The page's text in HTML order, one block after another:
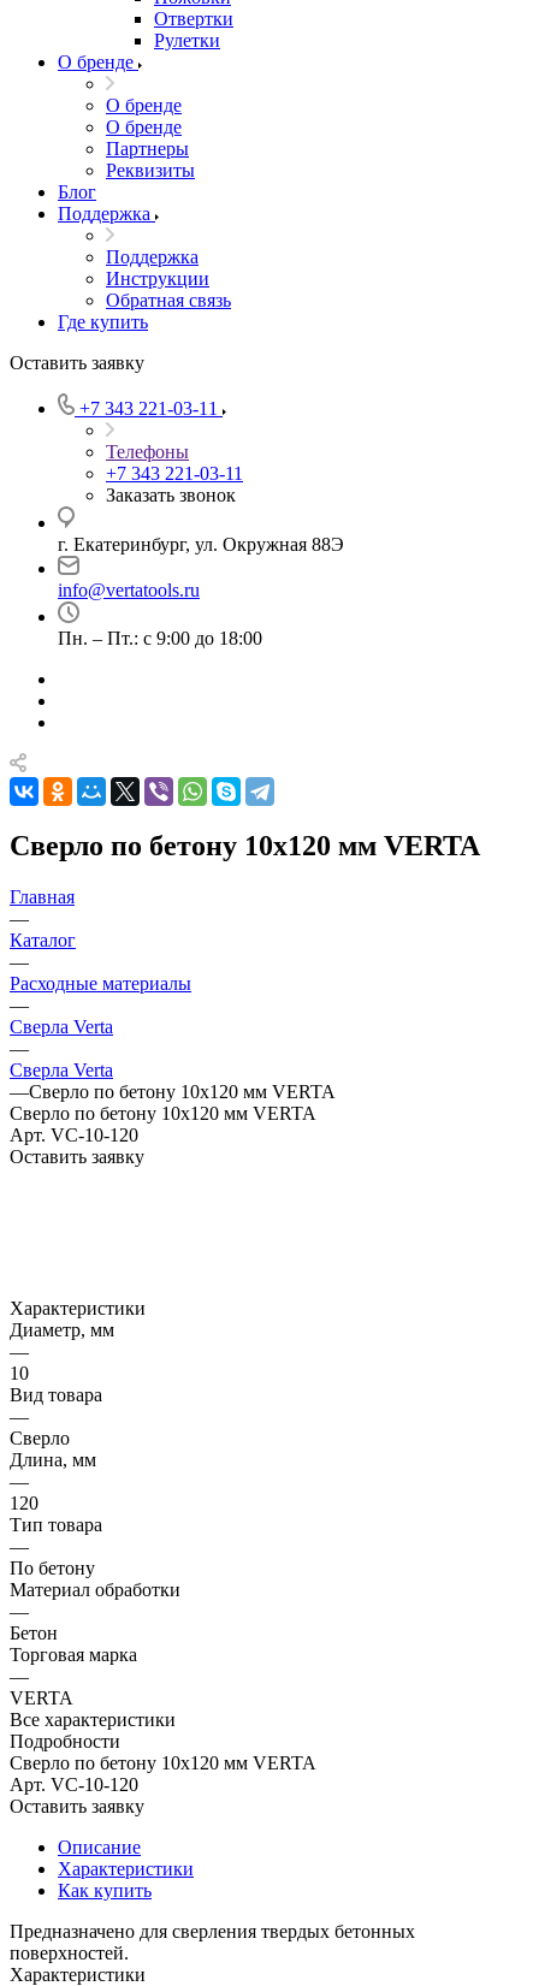
Отвертки
Рулетки
О бренде
О бренде
О бренде
Партнеры
Реквизиты
Блог
Поддержка
Поддержка
Инструкции
Обратная связь
Где купить
Оставить заявку
+7 343 221-03-11
Телефоны
+7 343 221-03-11
Заказать звонок
г. Екатеринбург, ул. Окружная 88Э
info@vertatools.ru
Пн. – Пт.: с 9:00 до 18:00
Сверло по бетону 10х120 мм VERTA
Главная
—
Каталог
—
Расходные материалы
—
Сверла Verta
—
Сверла Verta
—Сверло по бетону 10х120 мм VERTA
Сверло по бетону 10х120 мм VERTA
Арт. VC-10-120
Оставить заявку
Характеристики
Диаметр, мм
—
10
Вид товара
—
Сверло
Длина, мм
—
120
Тип товара
—
По бетону
Материал обработки
—
Бетон
Торговая марка
—
VERTA
Все характеристики
Подробности
Сверло по бетону 10х120 мм VERTA
Арт. VC-10-120
Оставить заявку
Описание
Характеристики
Как купить
Предназначено для сверления твердых бетонных
поверхностей.
Характеристики